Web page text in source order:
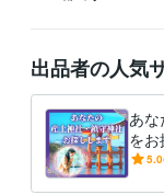
出品者の人気
あ
を
盆5.0